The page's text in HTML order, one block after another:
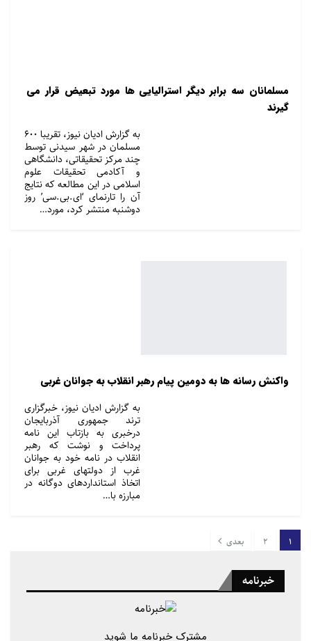
مسلمانان سه برابر دیگر استرالیایی ها مورد تبعیض قرار می
گیرند
به گزارش ادیان نیوز، تقریبا ۶۰۰
مسلمان در شهر سیدنی توسط
چند مرکز تحقیقاتی، دانشگاهی
و آکادمی تحقیقات علوم
اسلامی در این مطالعه که نتایج
آن را تارنمای ‘ای.بی.سی’ روز
دوشنبه منتشر کرد، مورد…
واکنش رسانه ها به دومین پیام رهبر انقلاب به جوانان غربی
به گزارش ادیان نیوز، خبرگزاری
ترند جمهوری آذربایجان
درخبری به بازتاب این نامه
پرداخت و نوشت که رهبر
انقلاب در نامه خود به جوانان
غرب از دولتهای غربی برای
اتخاذ استانداردهای دوگانه در
مبارزه با…
1
2 بعدی
خبرنامه
مشترک خبرنامه ما شوید